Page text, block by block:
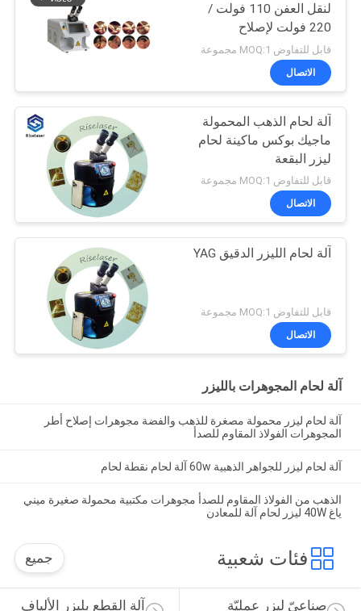
لنقل العفن 110 فولت /
220 فولت لإصلاح
المجوهرات
قابل للتفاوض MOQ:1 مجموعة
الاتصال
آلة لحام الذهب المحمولة
ماجيك بوكس ​​ماكينة لحام
ليزر البقعة
قابل للتفاوض MOQ:1 مجموعة
الاتصال
آلة لحام الليزر الدقيق YAG
قابل للتفاوض MOQ:1 مجموعة
الاتصال
آلة لحام المجوهرات بالليزر
آلة لحام ليزر محمولة مصغرة للذهب والفضة مجوهرات إصلاح أطر
المجوهرات الفولاذ المقاوم للصدأ
آلة لحام ليزر للجواهر الذهبية 60w آلة لحام نقطة لحام
الذهب من الفولاذ المقاوم للصدأ مجوهرات مكتبية محمولة صغيرة ميني
ياغ 40W ليزر لحام آلة للمعادن
فئات شعبية جميع
آلة القطع بليزر الألياف صناعيّ ليزر عمليّة